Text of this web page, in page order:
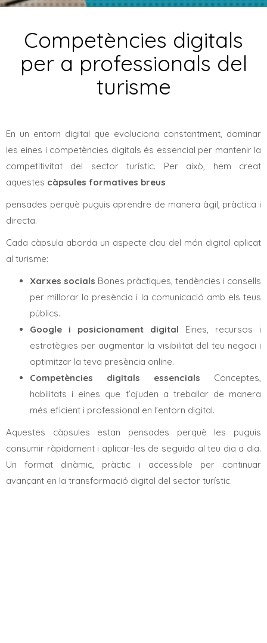
Competències digitals
per a professionals del
turisme
En un entorn digital que evoluciona constantment, dominar
les eines i competències digitals és essencial per mantenir la
competitivitat del sector turístic. Per això, hem creat
aquestes càpsules formatives breus
pensades perquè puguis aprendre de manera àgil, pràctica i
directa.
Cada càpsula aborda un aspecte clau del món digital aplicat
al turisme:
Xarxes socials Bones pràctiques, tendències i consells
per millorar la presència i la comunicació amb els teus
públics.
Google i posicionament digital Eines, recursos i
estratègies per augmentar la visibilitat del teu negoci i
optimitzar la teva presència online.
Competències digitals essencials Conceptes,
habilitats i eines que t’ajuden a treballar de manera
més eficient i professional en l’entorn digital.
Aquestes càpsules estan pensades perquè les puguis
consumir ràpidament i aplicar-les de seguida al teu dia a dia.
Un format dinàmic, pràctic i accessible per continuar
avançant en la transformació digital del sector turístic.